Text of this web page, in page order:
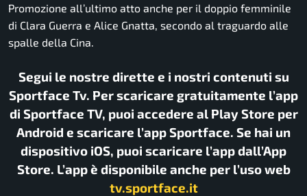
Promozione all’ultimo atto anche per il doppio femminile
di Clara Guerra e Alice Gnatta, secondo al traguardo alle
spalle della Cina.
Segui le nostre dirette e i nostri contenuti su
Sportface Tv. Per scaricare gratuitamente l’app
di Sportface TV, puoi accedere al Play Store per
Android e scaricare l’app Sportface. Se hai un
dispositivo iOS, puoi scaricare l’app dall’App
Store. L’app è disponibile anche per l’uso web
tv.sportface.it